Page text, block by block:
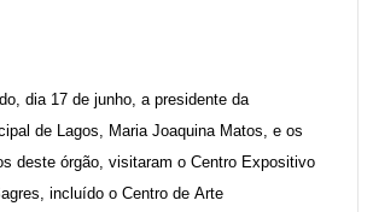
dia 17 de junho, a presidente da
de Lagos, Maria Joaquina Matos, e os
deste órgão, visitaram o Centro Expositivo
incluído o Centro de Arte